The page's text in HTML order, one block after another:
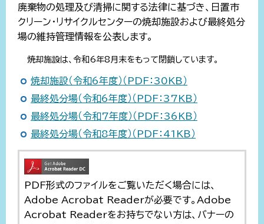
廃棄物の処理及び清掃に関する法律に基づき、日置市
クリーン・リサイクルセンターの焼却施設および最終処分
場の維持管理情報を公表します。
焼却施設は、令和6年8月末をもって閉鎖しています。
焼却施設（令和6年度）（PDF：30KB）
最終処分場（令和6年度）（PDF：37KB）
最終処分場（令和7年度）（PDF：36KB）
最終処分場（令和8年度）（PDF：41KB）
PDF形式のファイルをご覧いただく場合には、
Adobe Acrobat Readerが必要です。Adobe
Acrobat Readerをお持ちでない方は、バナーの